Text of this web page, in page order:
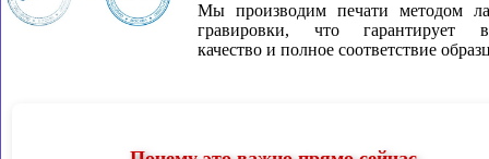
Мы производим печати методом
гравировки, что гарантирует
качество и полное соответствие